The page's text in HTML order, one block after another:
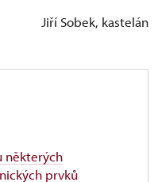
Jiří Sobek, kastelán
některých
prvků